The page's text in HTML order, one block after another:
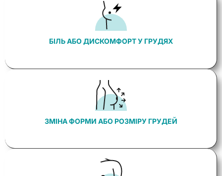
БІЛЬ АБО ДИСКОМФОРТ У ГРУДЯХ
ЗМІНА ФОРМИ АБО РОЗМІРУ ГРУДЕЙ